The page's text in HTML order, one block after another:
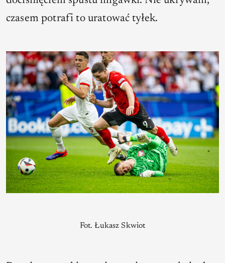
czasem potrafi to uratować tyłek.
Fot. Łukasz Skwiot